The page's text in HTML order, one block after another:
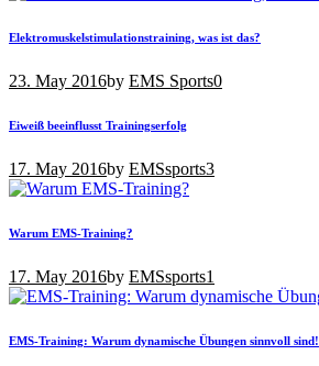
Elektromuskelstimulationstraining, was ist das?
23. May 2016by EMS Sports0
Eiweiß beeinflusst Trainingserfolg
17. May 2016by EMSsports3
Warum EMS-Training?
17. May 2016by EMSsports1
EMS-Training: Warum dynamische Übungen sinnvoll sind!